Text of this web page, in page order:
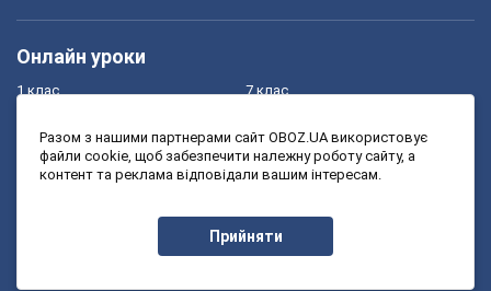
Онлайн уроки
1 клас
3 клас
7 клас
9 клас
Разом з нашими партнерами сайт OBOZ.UA використовує
файли cookie, щоб забезпечити належну роботу сайту, а
контент та реклама відповідали вашим інтересам.
Прийняти